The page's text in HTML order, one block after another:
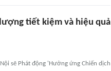
tiết kiệm và hiệu quả
sẽ Phát động 'Hưởng ứng Chiến dịch